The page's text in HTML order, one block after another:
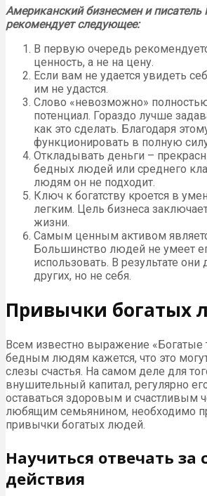
Американский бизнесмен и писатель
рекомендует следующее:
В первую очередь
ценность, а не на цену.
Если вам не удается увидеть
им не удастся.
Слово «невозможно»
потенциал. Гораздо лучше
как это сделать. Благодаря
функционировать в полную
Откладывать деньги –
бедных людей или среднего
людям он не подходит.
Ключ к богатству кроется в
легким. Цель бизнеса
жизни.
Самым ценным активом
Большинство людей не умеет
использовать. В результате
других, но не себя.
Привычки богатых
Всем известно выражение «Богатые
бедным людям кажется, что это
слезы счастья. На самом деле для
внушительный капитал, регулярно
оставаться здоровым и счастливым
любящим семьянином, необходимо
привычки богатых людей.
Научиться отвечать за
действия